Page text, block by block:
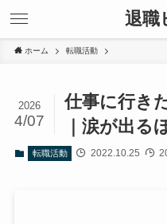
退職
ホーム 転職活動
仕事に行き
｜涙が出る
2026
4/07
転職活動 2022.10.25